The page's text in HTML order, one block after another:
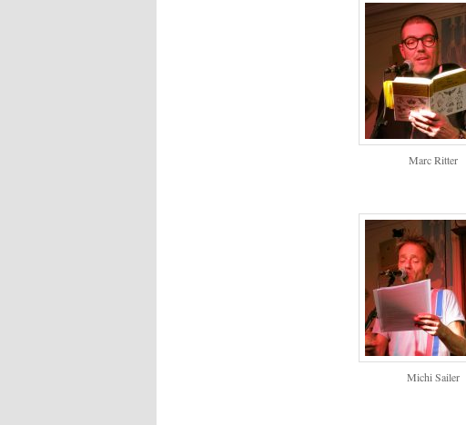
Marc Ritter
Michi Sailer